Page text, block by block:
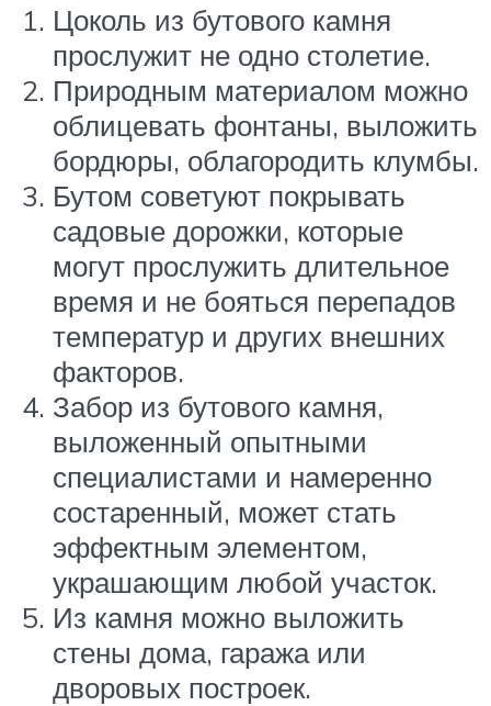
Цоколь из бутового камня
прослужит не одно столетие.
Природным материалом можно
облицевать фонтаны, выложить
бордюры, облагородить клумбы.
Бутом советуют покрывать
садовые дорожки, которые
могут прослужить длительное
время и не бояться перепадов
температур и других внешних
факторов.
Забор из бутового камня,
выложенный опытными
специалистами и намеренно
состаренный, может стать
эффектным элементом,
украшающим любой участок.
Из камня можно выложить
стены дома, гаража или
дворовых построек.